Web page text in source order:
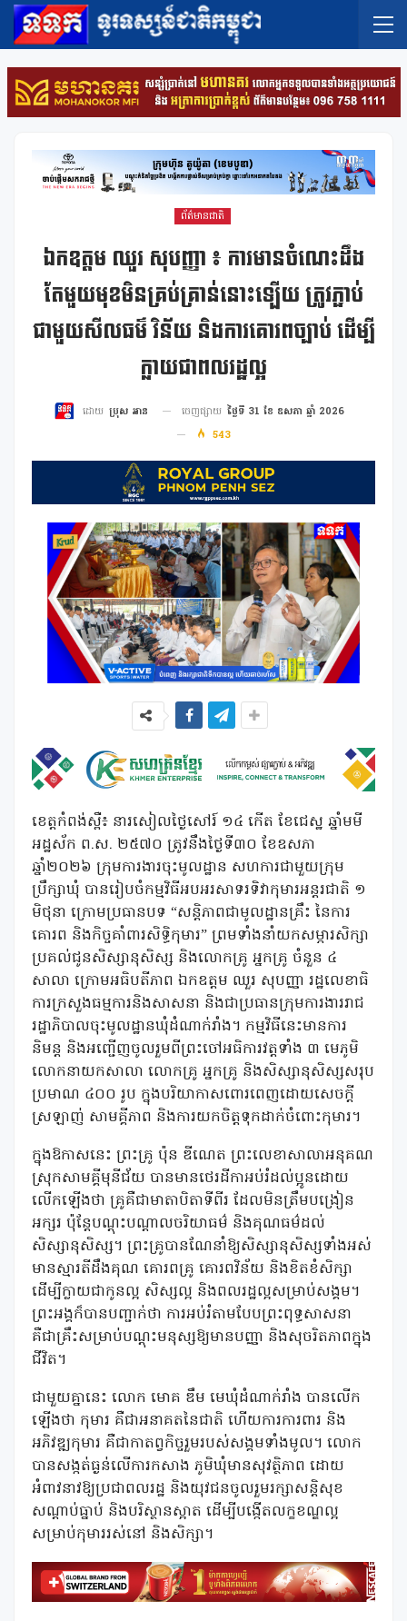
ព័ត៌មានជាតិ
ឯកឧត្តម ឈួរ សុបញ្ញា ៖ ការមានចំណេះដឹង
តែមួយមុខមិនគ្រប់គ្រាន់នោះឡើយ ត្រូវភ្ជាប់
ជាមួយសីលធម៌ វិន័យ និងការគោរពច្បាប់ ដើម្បី
ក្លាយជាពលរដ្ឋល្អ
ដោយ ប្រុស អាន ចេញផ្សាយ ថ្ងៃទី 31 ខែ ឧសភា ឆ្នាំ 2026
543
ខេត្តកំពង់ស្ពឺ៖ នារសៀលថ្ងៃសៅរ៍ ១៤ កើត ខែជេស្ឋ ឆ្នាំមមី
អដ្ឋស័ក ព.ស. ២៥៧០ ត្រូវនឹងថ្ងៃទី៣០ ខែឧសភា
ឆ្នាំ២០២៦ ក្រុមការងារចុះមូលដ្ឋាន សហការជាមួយក្រុម
ប្រឹក្សាឃុំ បានរៀបចំកម្មវិធីអបអរសាទរទិវាកុមារអន្តរជាតិ ១
មិថុនា ក្រោមប្រធានបទ “សន្តិភាពជាមូលដ្ឋានគ្រឹះ នៃការ
គោរព និងកិច្ចគាំពារសិទ្ធិកុមារ” ព្រមទាំងនាំយកសម្ភារសិក្សា
ប្រគល់ជូនសិស្សានុសិស្ស និងលោកគ្រូ អ្នកគ្រូ ចំនួន ៤
សាលា ក្រោមអធិបតីភាព ឯកឧត្តម ឈួរ សុបញ្ញា រដ្ឋលេខាធិ
ការក្រសួងធម្មការនិងសាសនា និងជាប្រធានក្រុមការងាររាជ
រដ្ឋាភិបាលចុះមូលដ្ឋានឃុំដំណាក់រាំង។ កម្មវិធីនេះមានការ
និមន្ត និងអញ្ជើញចូលរួមពីព្រះចៅអធិការវត្តទាំង ៣ មេភូមិ
លោកនាយកសាលា លោកគ្រូ អ្នកគ្រូ និងសិស្សានុសិស្សសរុប
ប្រមាណ ៤០០ រូប ក្នុងបរិយាកាសពោរពេញដោយសេចក្ដី
ស្រឡាញ់ សាមគ្គីភាព និងការយកចិត្តទុកដាក់ចំពោះកុមារ។
ក្នុងឱកាសនេះ ព្រះគ្រូ ប៉ុន ឌីណេត ព្រះលេខាសាលាអនុគណ
ស្រុកសាមគ្គីមុនីជ័យ បានមានថេរដីកាអប់រំដល់ប្អូនដោយ
លើកឡើងថា គ្រូគឺជាមាតាបិតាទីពីរ ដែលមិនត្រឹមបង្រៀន
អក្សរ ប៉ុន្តែបណ្តុះបណ្តាលចរិយាធម៌ និងគុណធម៌ដល់
សិស្សានុសិស្ស។ ព្រះគ្រូបានណែនាំឱ្យសិស្សានុសិស្សទាំងអស់
មានស្មារតីដឹងគុណ គោរពគ្រូ គោរពវិន័យ និងខិតខំសិក្សា
ដើម្បីក្លាយជាកូនល្អ សិស្សល្អ និងពលរដ្ឋល្អសម្រាប់សង្គម។
ព្រះអង្គក៏បានបញ្ជាក់ថា ការអប់រំតាមបែបព្រះពុទ្ធសាសនា
គឺជាគ្រឹះសម្រាប់បណ្តុះមនុស្សឱ្យមានបញ្ញា និងសុចរិតភាពក្នុង
ជីវិត។
ជាមួយគ្នានេះ លោក មោគ ឌឹម មេឃុំដំណាក់រាំង បានលើក
ឡើងថា កុមារ គឺជាអនាគតនៃជាតិ ហើយការការពារ និង
អភិវឌ្ឍកុមារ គឺជាកាតព្វកិច្ចរួមរបស់សង្គមទាំងមូល។ លោក
បានសង្កត់ធ្ងន់លើការកសាង ភូមិឃុំមានសុវត្ថិភាព ដោយ
អំពាវនាវឱ្យប្រជាពលរដ្ឋ និងយុវជនចូលរួមរក្សាសន្តិសុខ
សណ្ដាប់ធ្នាប់ និងបរិស្ថានស្អាត ដើម្បីបង្កើតលក្ខខណ្ឌល្អ
សម្រាប់កុមាររស់នៅ និងសិក្សា។